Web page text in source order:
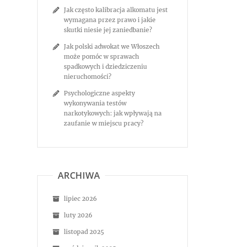
Jak często kalibracja alkomatu jest
wymagana przez prawo i jakie
skutki niesie jej zaniedbanie?
Jak polski adwokat we Włoszech
może pomóc w sprawach
spadkowych i dziedziczeniu
nieruchomości?
Psychologiczne aspekty
wykonywania testów
narkotykowych: jak wpływają na
zaufanie w miejscu pracy?
ARCHIWA
lipiec 2026
luty 2026
listopad 2025